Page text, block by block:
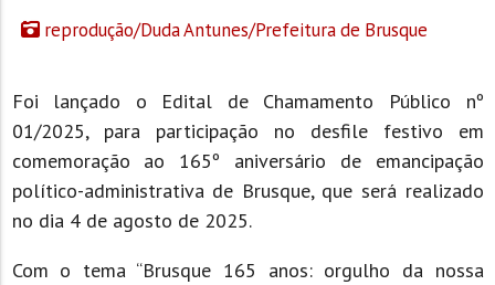
reprodução/Duda Antunes/Prefeitura de Brusque
Foi lançado o Edital de Chamamento Público nº
01/2025, para participação no desfile festivo em
comemoração ao 165º aniversário de emancipação
político-administrativa de Brusque, que será realizado
no dia 4 de agosto de 2025.
Com o tema “Brusque 165 anos: orgulho da nossa